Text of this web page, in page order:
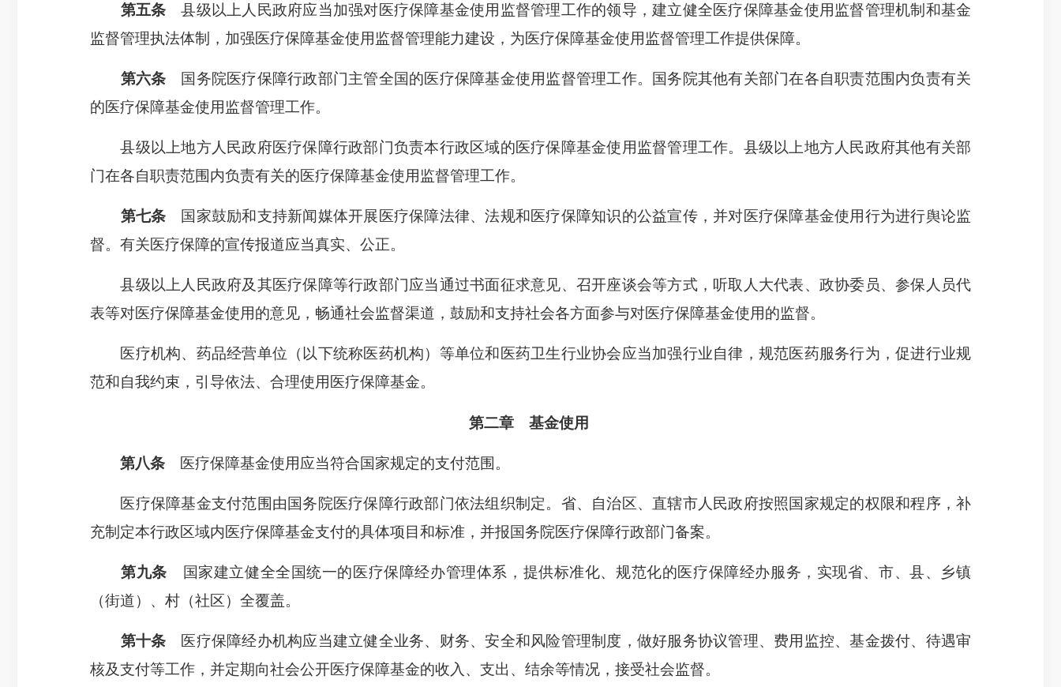
第五条 县级以上人民政府应当加强对医疗保障基金使用监督管理工作的领导，建立健全医疗保障基金使用监督管理机制和基金
监督管理执法体制，加强医疗保障基金使用监督管理能力建设，为医疗保障基金使用监督管理工作提供保障。
第六条 国务院医疗保障行政部门主管全国的医疗保障基金使用监督管理工作。国务院其他有关部门在各自职责范围内负责有关
的医疗保障基金使用监督管理工作。
县级以上地方人民政府医疗保障行政部门负责本行政区域的医疗保障基金使用监督管理工作。县级以上地方人民政府其他有关部
门在各自职责范围内负责有关的医疗保障基金使用监督管理工作。
第七条 国家鼓励和支持新闻媒体开展医疗保障法律、法规和医疗保障知识的公益宣传，并对医疗保障基金使用行为进行舆论监
督。有关医疗保障的宣传报道应当真实、公正。
县级以上人民政府及其医疗保障等行政部门应当通过书面征求意见、召开座谈会等方式，听取人大代表、政协委员、参保人员代
表等对医疗保障基金使用的意见，畅通社会监督渠道，鼓励和支持社会各方面参与对医疗保障基金使用的监督。
医疗机构、药品经营单位（以下统称医药机构）等单位和医药卫生行业协会应当加强行业自律，规范医药服务行为，促进行业规
范和自我约束，引导依法、合理使用医疗保障基金。
第二章 基金使用
第八条 医疗保障基金使用应当符合国家规定的支付范围。
医疗保障基金支付范围由国务院医疗保障行政部门依法组织制定。省、自治区、直辖市人民政府按照国家规定的权限和程序，补
充制定本行政区域内医疗保障基金支付的具体项目和标准，并报国务院医疗保障行政部门备案。
第九条 国家建立健全全国统一的医疗保障经办管理体系，提供标准化、规范化的医疗保障经办服务，实现省、市、县、乡镇
（街道）、村（社区）全覆盖。
第十条 医疗保障经办机构应当建立健全业务、财务、安全和风险管理制度，做好服务协议管理、费用监控、基金拨付、待遇审
核及支付等工作，并定期向社会公开医疗保障基金的收入、支出、结余等情况，接受社会监督。